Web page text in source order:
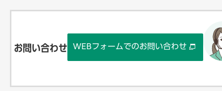
お問い合わせ WEBフォームでのお問い合わせ